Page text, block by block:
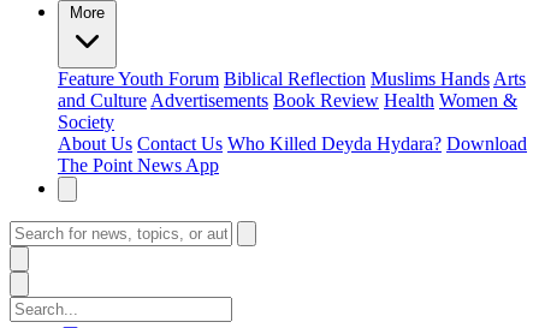
More
FeatureYouth Forum Biblical Reflection Muslims Hands Arts
and Culture Advertisements Book Review Health Women &
Society
About Us Contact Us Who Killed Deyda Hydara? Download
The Point News App